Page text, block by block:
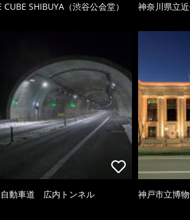
CUBE SHIBUYA（渋谷公会堂） 神奈川県立
動車道 広内トンネル 神戸市立博